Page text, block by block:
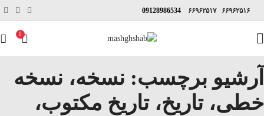
۶۶۹۶۲۵۱۶ ۶۶۹۶۲۵۱۷ 09128986534
0
آرشیو برچسب: نسخه، نسخه
خطی، تاریخ، تاریخ مکتوب،